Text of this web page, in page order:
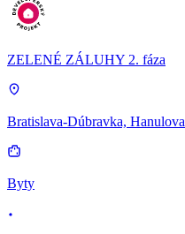
ZELENÉ ZÁLUHY 2. fáza
Bratislava-Dúbravka, Hanulova
Byty